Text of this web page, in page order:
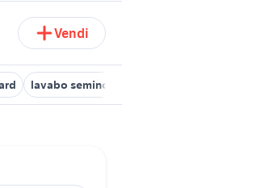
Vendi
lavabo semincasso ideal standard